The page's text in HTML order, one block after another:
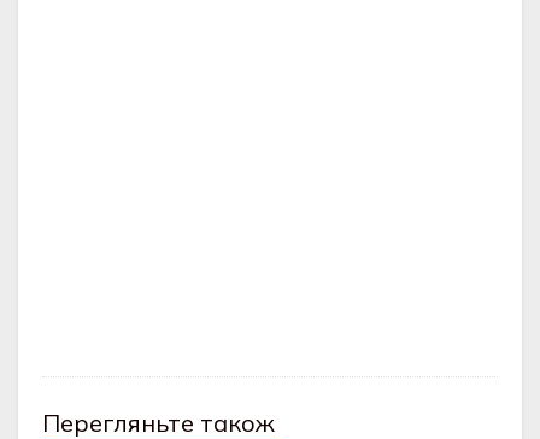
Перегляньте також